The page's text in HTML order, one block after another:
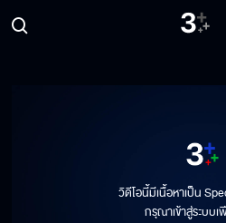
วิดีโอนี้มีเนื้อหาเป็น
กรุณาเข้าสู่ระบบ